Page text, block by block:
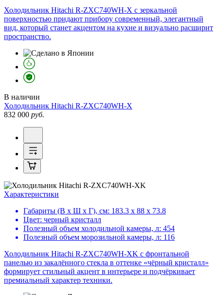
Холодильник Hitachi R-ZXC740WH-X с зеркальной
поверхностью придают прибору современный, элегантный
вид, который станет акцентом на кухне и визуально расширит
пространство.
В наличии
Холодильник Hitachi R-ZXC740WH-X
832 000 руб.
Характеристики
Габариты (В х Ш х Г), см: 183.3 х 88 х 73.8
Цвет: черный кристалл
Полезный объем холодильной камеры, л: 454
Полезный объем морозильной камеры, л: 116
Холодильник Hitachi R-ZXC740WH-XK с фронтальной
панелью из закалённого стекла в оттенке «чёрный кристалл»
формирует стильный акцент в интерьере и подчёркивает
премиальный характер техники.